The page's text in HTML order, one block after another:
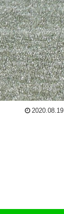
2020.08.19